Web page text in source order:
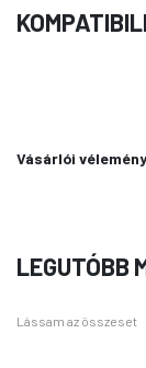
Vásárlói
LEGUTÓBB
Lássam az összeset